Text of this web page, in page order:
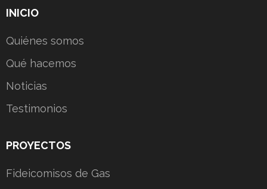
INICIO
Quiénes somos
Qué hacemos
Noticias
Testimonios
PROYECTOS
Fideicomisos de Gas